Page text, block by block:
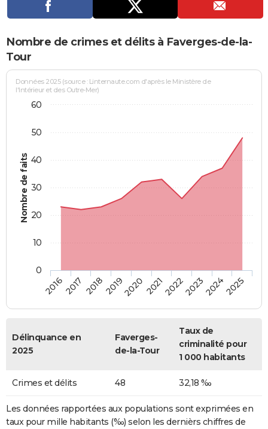
FORUM
Bricolage
Lifestyle
Culture
Sport
Auto
Television
Voyage
Cinema
Nombre de crimes et délits à Faverges-de-la-
Tour
Nombre de faits
Données 2025 (source : Linternaute.com d'après le Ministère de
l'Intérieur et des Outre-Mer)
20162017 20182019202020212022202320242025
0
10
20
30
40
50
60
Délinquance en
2025
Faverges-
de-la-Tour
Taux de
criminalité pour
1 000 habitants
Crimes et délits 48 32,18 ‰
Les données rapportées aux populations sont exprimées en
taux pour mille habitants (‰) selon les dernièrs chiffres de